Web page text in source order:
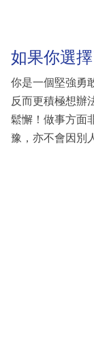
如果你選
你是一個堅強勇
反而更積極想辦
鬆懈！做事方面
豫，亦不會因別